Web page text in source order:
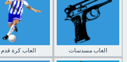
العاب كرة قدم العاب مسدسات